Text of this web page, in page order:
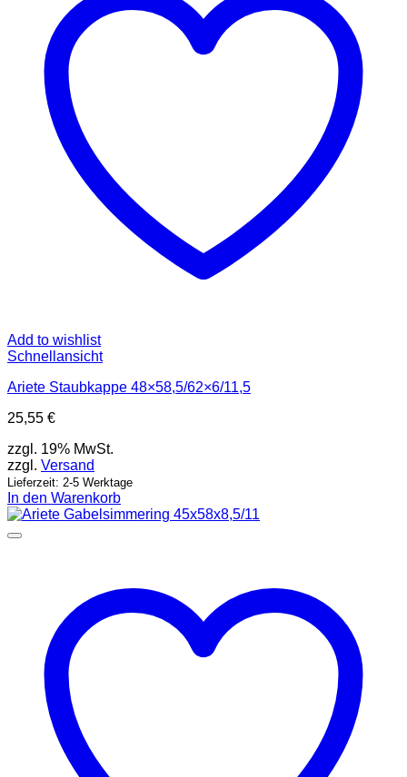
Add to wishlist
Schnellansicht
Ariete Staubkappe 48×58,5/62×6/11,5
25,55 €
zzgl. 19% MwSt.
zzgl. Versand
Lieferzeit: 2-5 Werktage
In den Warenkorb